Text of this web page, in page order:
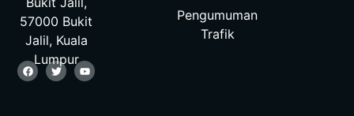
57000 Bukit
Jalil, Kuala
Lumpur
Pengumuman
Trafik